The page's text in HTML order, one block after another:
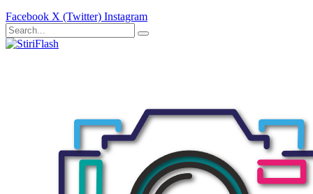
Facebook X (Twitter) Instagram